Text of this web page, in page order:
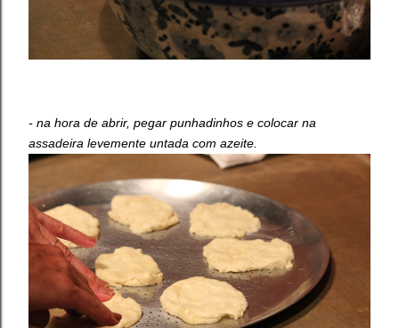
- na hora de abrir, pegar punhadinhos e colocar na
assadeira levemente untada com azeite.